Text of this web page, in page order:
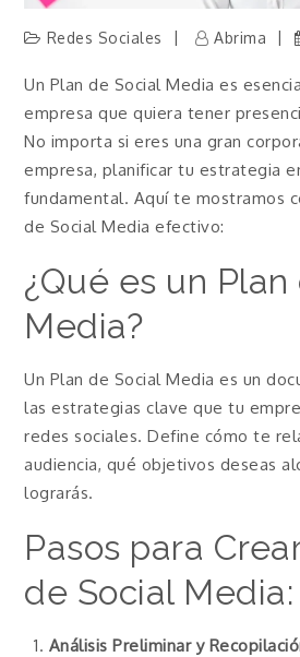
Redes Sociales Abrima
Un Plan de Social Media es
empresa que quiera tener
No importa si eres una gran
empresa, planificar tu estrategia
fundamental. Aquí te mostramos
de Social Media efectivo:
¿Qué es un
Media?
Un Plan de Social Media es un
las estrategias clave que tu
redes sociales. Define cómo te
audiencia, qué objetivos deseas
lograrás.
Pasos para
de Social Media:
Análisis Preliminar y